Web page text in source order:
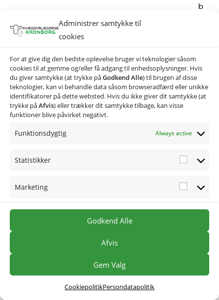
Administrer samtykke til
cookies
For at give dig den bedste oplevelse bruger vi teknologier såsom
cookies til at gemme og/eller få adgang til enhedsoplysninger. Hvis
du giver samtykke (at trykke påGodkend Alle) til brugen af disse
teknologier, kan vi behandle data såsom browseradfærd eller unikke
identifikatorer på dette websted. Hvis du ikke giver dit samtykke (at
trykke påAfvis) eller trækker dit samtykke tilbage, kan visse
funktioner blive påvirket negativt.
Funktionsdygtig Always active
Statistikker
Marketing
Godkend Alle
Afvis
Gem Valg
CookiepolitikPersondatapolitik
b
:
1
d
b
f
l